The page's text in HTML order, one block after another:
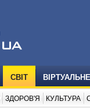
СВІТ
ЗДОРОВ'Я КУЛЬТУРА